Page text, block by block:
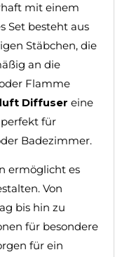
mit einem
Set besteht aus
Stäbchen, die
an die
Flamme
Diffuser eine
für
Badezimmer.
ermöglicht es
Von
bis hin zu
für besondere
für ein